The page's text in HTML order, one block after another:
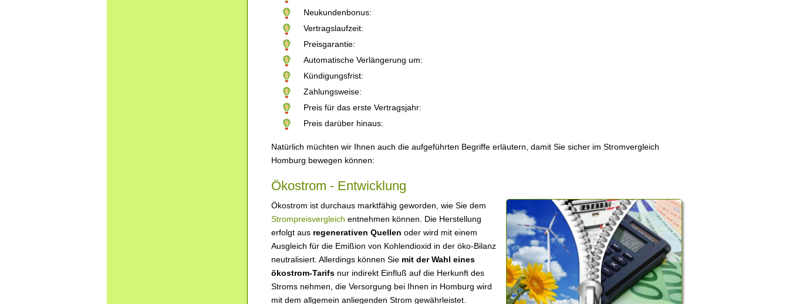
Neukundenbonus:
Vertragslaufzeit:
Preisgarantie:
Automatische Verlängerung um:
Kündigungsfrist:
Zahlungsweise:
Preis für das erste Vertragsjahr:
Preis darüber hinaus:
Natürlich müchten wir Ihnen auch die aufgeführten Begriffe erläutern, damit Sie sicher im Stromvergleich
Homburg bewegen können:
Ökostrom - Entwicklung
Ökostrom ist durchaus marktfähig geworden, wie Sie dem
Strompreisvergleich entnehmen können. Die Herstellung
erfolgt aus regenerativen Quellen oder wird mit einem
Ausgleich für die Emißion von Kohlendioxid in der öko-Bilanz
neutralisiert. Allerdings können Sie mit der Wahl eines
ökostrom-Tarifs nur indirekt Einfluß auf die Herkunft des
Stroms nehmen, die Versorgung bei Ihnen in Homburg wird
mit dem allgemein anliegenden Strom gewährleistet.